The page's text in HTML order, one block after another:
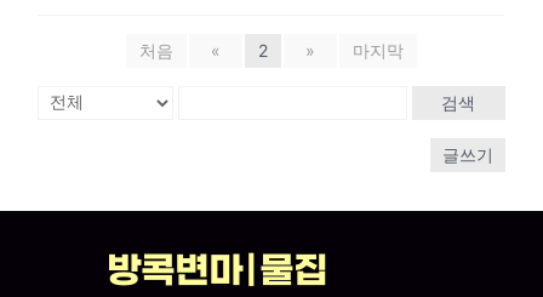
처음 « 2 » 마지막
검색
글쓰기
방콕변마 | 물집